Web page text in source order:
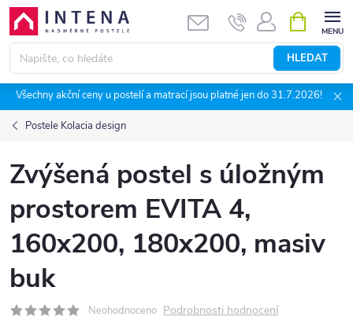
Přejít
obsah
HLEDAT
NÁKUPNÍ
KOŠÍK
Všechny akční ceny u postelí a matrací jsou platné jen do 31.7.2026!
Postele Kolacia design
Zvýšená postel s úložným
prostorem EVITA 4,
160x200, 180x200, masiv
buk
Neohodnoceno Podrobnosti hodnocení